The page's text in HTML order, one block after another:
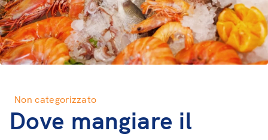
Non categorizzato
Dove mangiare il